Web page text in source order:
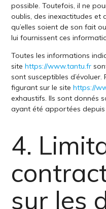
possible. Toutefois, il ne
oublis, des inexactitudes et
qu’elles soient de son fait
lui fournissent ces
Toutes les informations
sitehttps://www.tantu.fr
sont susceptibles
figurant sur le sitehttps://
exhaustifs. Ils sont donnés
ayant été apportées depuis
4.
sur les